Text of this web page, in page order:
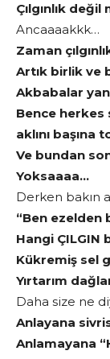
Çılgınlık değil
Ancaaaakkk…
Zaman
Artık birlik ve
Akbabalar
Bence herkes
aklını başına
Ve bundan
Yoksaaaa…
Derken bakın
“Ben ezelden
Hangi ÇILGIN
Kükremiş sel
Yırtarım
Daha size ne
Anlayana
Anlamayana